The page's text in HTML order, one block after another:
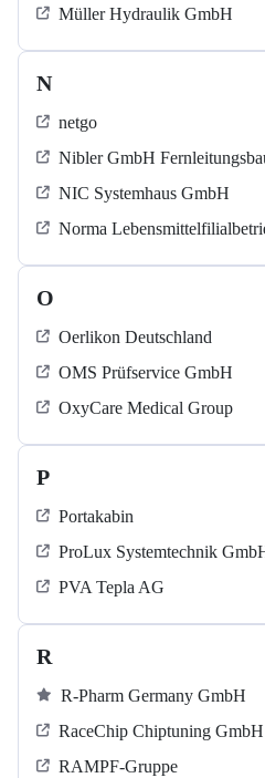
Müller Hydraulik GmbH
N
netgo
Nibler GmbH
NIC Systemhaus GmbH
Norma
O
Oerlikon Deutschland
OMS Prüfservice GmbH
OxyCare Medical Group
P
Portakabin
ProLux Systemtechnik
PVA Tepla AG
R
R-Pharm Germany GmbH
RaceChip Chiptuning
RAMPF-Gruppe